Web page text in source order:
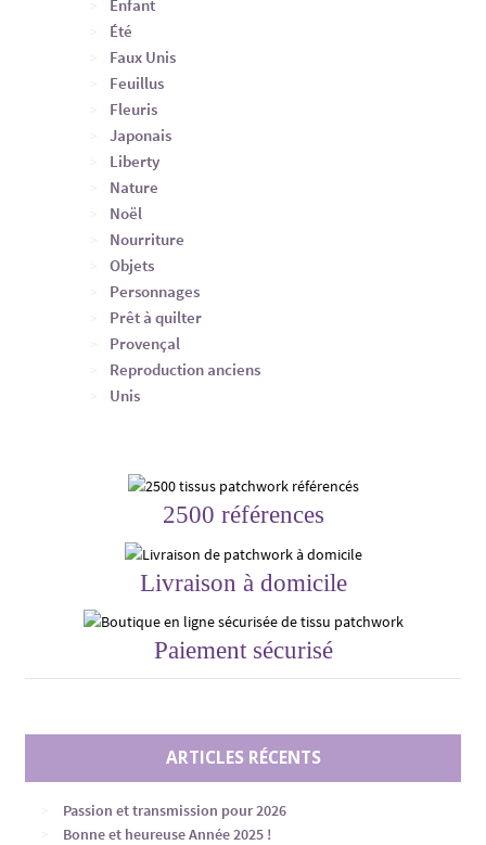
Enfant
Été
Faux Unis
Feuillus
Fleuris
Japonais
Liberty
Nature
Noël
Nourriture
Objets
Personnages
Prêt à quilter
Provençal
Reproduction anciens
Unis
2500 références
Livraison à domicile
Paiement sécurisé
ARTICLES RÉCENTS
Passion et transmission pour 2026
Bonne et heureuse Année 2025 !